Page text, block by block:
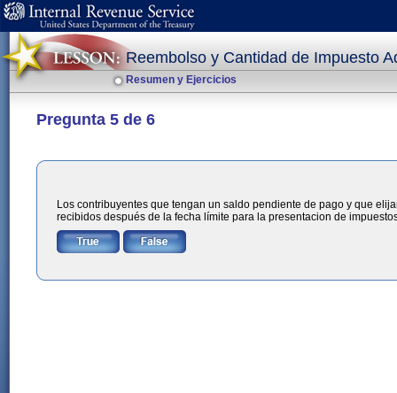
Reembolso y Cantidad de Impuesto
Resumen y Ejercicios
Pregunta 5 de 6
Los contribuyentes que tengan un saldo pendiente de pago y que
recibidos después de la fecha límite para la presentacion de